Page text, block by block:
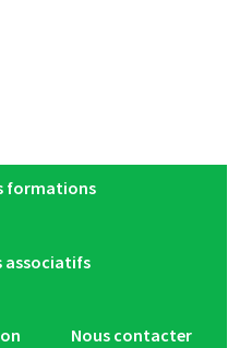
formations
associatifs
Nous contacter